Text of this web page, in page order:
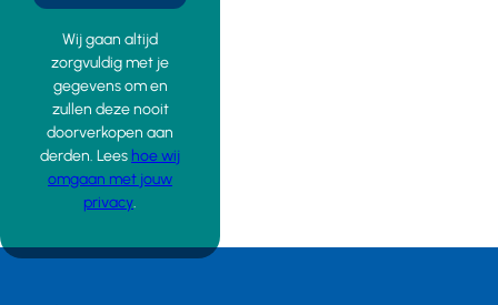
Wij gaan altijd
zorgvuldig met je
gegevens om en
zullen deze nooit
doorverkopen aan
derden. Lees hoe wij
omgaan met jouw
privacy.